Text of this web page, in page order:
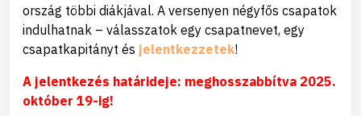
ország többi diákjával. A versenyen négyfős csapatok
indulhatnak – válasszatok egy csapatnevet, egy
csapatkapitányt és jelentkezzetek!
A jelentkezés határideje: meghosszabbítva 2025.
október 19-ig!